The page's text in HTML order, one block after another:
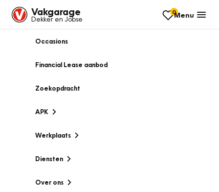
Vakgarage
Dekker en Jobse
0Menu
Occasions
Financial Lease aanbod
Zoekopdracht
APK
Werkplaats
Diensten
Over ons